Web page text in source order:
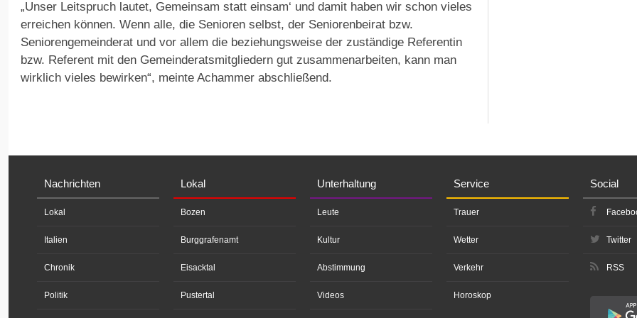
„Unser Leitspruch lautet, Gemeinsam statt einsam‘ und damit haben wir schon vieles
erreichen können. Wenn alle, die Senioren selbst, der Seniorenbeirat bzw.
Seniorengemeinderat und vor allem die beziehungsweise der zuständige Referentin
bzw. Referent mit den Gemeinderatsmitgliedern gut zusammenarbeiten, kann man
wirklich vieles bewirken“, meinte Achammer abschließend.
Nachrichten
Lokal
Italien
Chronik
Politik
Lokal
Bozen
Burggrafenamt
Eisacktal
Pustertal
Unterhaltung
Leute
Kultur
Abstimmung
Videos
Service
Trauer
Wetter
Verkehr
Horoskop
Social
Twitter
RSS